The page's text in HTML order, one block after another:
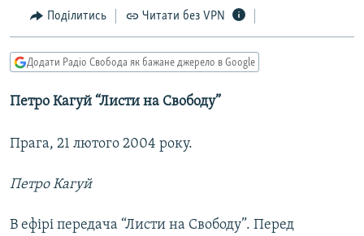
Перейти
пошуку
ПОЛІТИКА
СУСПІЛЬСТВО
КУЛЬТУРА
СВІТ
ВІЙНА
ДОНБАС.РЕАЛІЇ
КРИМ.РЕАЛІЇ
КИТАЙ.ВИКЛИКИ
МУЛЬТИМЕДІА
Поділитись Читати без VPN
Додати Радіо Свобода як бажане джерело в Google
Петро Кагуй “Листи на Свободу”
Прага, 21 лютого 2004 року.
Петро Кагуй
В ефірі передача “Листи на Свободу”. Перед